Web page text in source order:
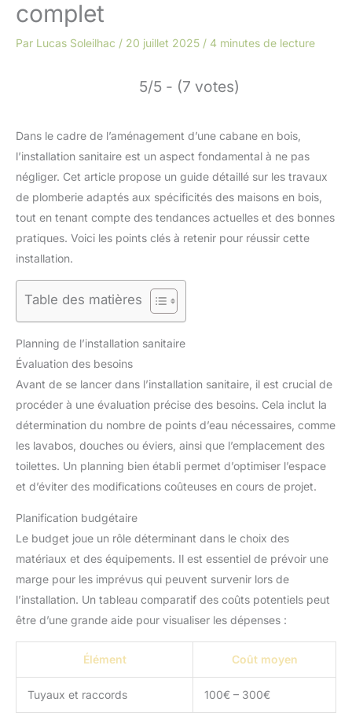
complet
Par Lucas Soleilhac / 20 juillet 2025 / 4 minutes de lecture
5/5 - (7 votes)
Dans le cadre de l’aménagement d’une cabane en bois,
l’installation sanitaire est un aspect fondamental à ne pas
négliger. Cet article propose un guide détaillé sur les travaux
de plomberie adaptés aux spécificités des maisons en bois,
tout en tenant compte des tendances actuelles et des bonnes
pratiques. Voici les points clés à retenir pour réussir cette
installation.
Table des matières
Planning de l’installation sanitaire
Évaluation des besoins
Avant de se lancer dans l’installation sanitaire, il est crucial de
procéder à une évaluation précise des besoins. Cela inclut la
détermination du nombre de points d’eau nécessaires, comme
les lavabos, douches ou éviers, ainsi que l’emplacement des
toilettes. Un planning bien établi permet d’optimiser l’espace
et d’éviter des modifications coûteuses en cours de projet.
Planification budgétaire
Le budget joue un rôle déterminant dans le choix des
matériaux et des équipements. Il est essentiel de prévoir une
marge pour les imprévus qui peuvent survenir lors de
l’installation. Un tableau comparatif des coûts potentiels peut
être d’une grande aide pour visualiser les dépenses :
Élément Coût moyen
Tuyaux et raccords 100€ – 300€